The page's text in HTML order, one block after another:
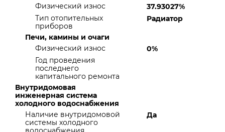
Физический износ
37.93027%
Тип отопительных
приборов
Радиатор
Печи, камины и очаги
Физический износ
0%
Год проведения
последнего
капитального ремонта
Внутридомовая
инженерная система
холодного водоснабжения
Наличие внутридомовой
системы холодного
Да